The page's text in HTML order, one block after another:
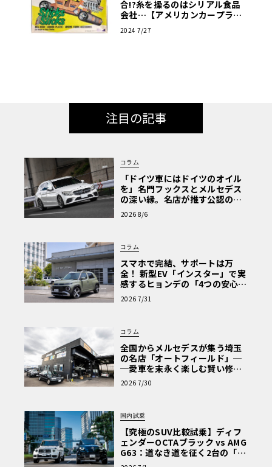
合!?糸を操るのはシリアル食品
会社…【アメリカンカープラ
2024 7/27
注目の記事
コラム
「ドイツ車にはドイツのオイル
を」名門フックスとメルセデス
の深い縁。名店が推す公認の安
心と、Cクラスで味わうシルキー
な走り〈PR〉
2026 8/6
コラム
スマホで完結、サポートは万
全！ 新型EV「インスター」で実
感するヒョンデの「4つの安心」
【第1回・ヒョンデ6つの疑問：
Why? Hyundai?】〈PR〉
2026 7/31
コラム
全国からメルセデスが集う埼玉
の名店「オートフィールド」─
─愛車を末永く楽しむ賢い修理
術と、プロがフックス製オイル
を選ぶ理由〈PR〉
2026 7/30
国内試乗
【究極のSUV比較試乗】ディフ
ェンダーOCTAブラック vs AMG
G63：道なき道を征く2台の「対
極的アプローチ」